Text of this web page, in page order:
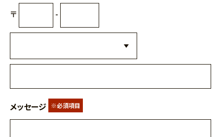
〒 -
メッセージ ※必須項目